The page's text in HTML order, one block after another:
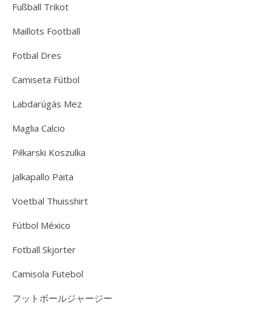
Fußball Trikot
Maillots Football
Fotbal Dres
Camiseta Fútbol
Labdarúgás Mez
Maglia Calcio
Piłkarski Koszulka
Jalkapallo Paita
Voetbal Thuisshirt
Fútbol México
Fotball Skjorter
Camisola Futebol
フットボールジャージー